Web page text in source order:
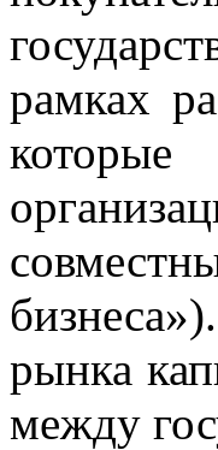
рамках
рынка
между